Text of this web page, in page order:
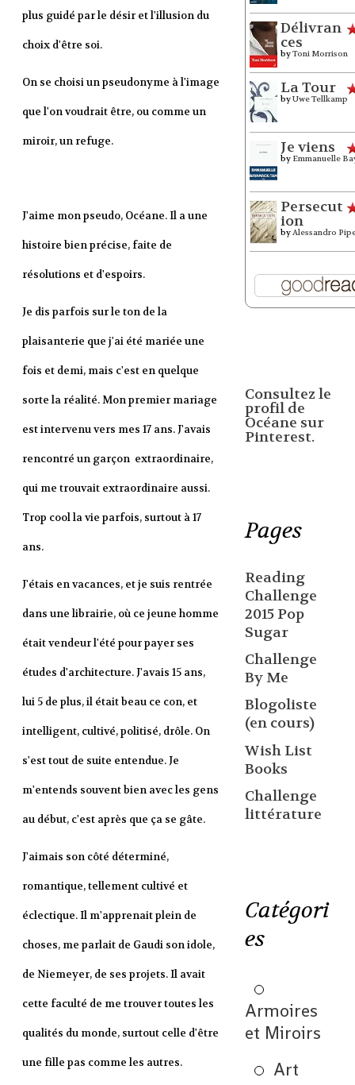
plus guidé par le désir et l'illusion du
choix d'être soi.
On se choisi un pseudonyme à l'image
que l'on voudrait être, ou comme un
miroir, un refuge.
J'aime mon pseudo, Océane. Il a une
histoire bien précise, faite de
résolutions et d'espoirs.
Je dis parfois sur le ton de la
plaisanterie que j'ai été mariée une
fois et demi, mais c'est en quelque
sorte la réalité. Mon premier mariage
est intervenu vers mes 17 ans. J'avais
rencontré un garçon extraordinaire,
qui me trouvait extraordinaire aussi.
Trop cool la vie parfois, surtout à 17
ans.
J'étais en vacances, et je suis rentrée
dans une librairie, où ce jeune homme
était vendeur l'été pour payer ses
études d'architecture. J'avais 15 ans,
lui 5 de plus, il était beau ce con, et
intelligent, cultivé, politisé, drôle. On
s'est tout de suite entendue. Je
m'entends souvent bien avec les gens
au début, c'est après que ça se gâte.
J'aimais son côté déterminé,
romantique, tellement cultivé et
éclectique. Il m'apprenait plein de
choses, me parlait de Gaudi son idole,
de Niemeyer, de ses projets. Il avait
cette faculté de me trouver toutes les
qualités du monde, surtout celle d'être
une fille pas comme les autres.
Délivran
ces
byToni Morrison
La Tour
byUwe Tellkamp
Je viens
by Emmanuelle
Persecut
ion
byAlessandro
Consultez le
profil de
Océane sur
Pinterest.
Pages
Reading
Challenge
2015 Pop
Sugar
Challenge
By Me
Blogoliste
(en cours)
Wish List
Books
Challenge
littérature
Catégori
es
Armoires
et Miroirs
Art